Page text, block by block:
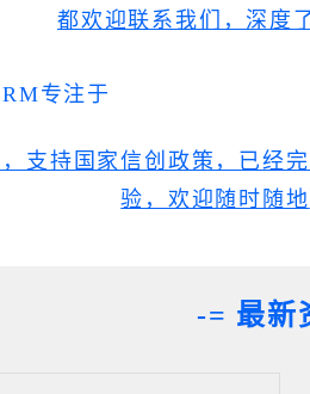
都欢迎联系我们，深度
专注于
支持国家信创政策，已经
验，欢迎随时随地
-= 最新